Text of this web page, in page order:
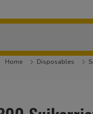
Home Disposables